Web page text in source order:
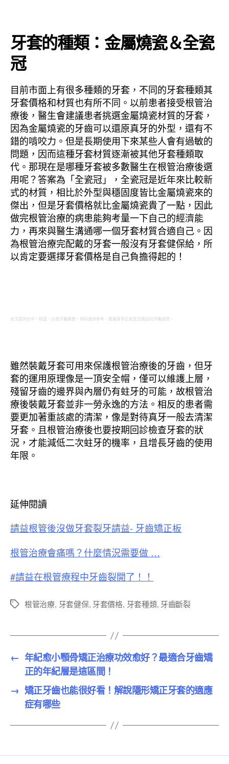
牙套的種類：金屬燒瓷＆全瓷
冠
目前市面上有很多種類的牙套，不同的牙套種類其
牙套價格和材質也有所不同。以前患者接受根管治
療後，醫生會建議患者挑選金屬燒瓷材質的牙套，
因為金屬燒瓷的牙齒可以還原真牙的外型，還有不
錯的啃咬力。但是長期使用下來某些人會有過敏的
問題，因而這種牙套材質逐漸被其他牙套種類取
代。那現在是哪種牙套被多數醫生在根管治療後選
用呢？答案為「全瓷冠」，全瓷冠是近年來比較新
式的材質，相比於外型與穩固度皆比金屬燒瓷來的
傑出，但是牙套價格就比金屬燒瓷貴了一點，因此
做完根管治療的病患能夠考量一下自己的經濟能
力，再來與醫生溝通哪一個牙套材質合適自己。因
為根管治療完配戴的牙套一般沒有牙套健保給，所
以肯定要選擇牙套價格是自己負擔得起的！
本文提供台中、桃園、台南牙醫彙整，資料僅供參考，推薦多多比較並且親自向牙醫詢問。
雖然裝戴牙套可用來保護根管治療後的牙齒，但牙
套的運用原理像是一頂安全帽，僅可以維護上層，
殘留牙齒的邊界與內層仍有蛀牙的可能，故根管治
療後裝戴牙套並非一勞永逸的方法。相反的患者需
要更加著重該處的清潔，像是對待真牙一般去清潔
牙套。且根管治療後也要按期回診檢查牙套的狀
況，才能減低二次蛀牙的機率，且增長牙齒的使用
年限。
延伸閱讀
請益根管後沒做牙套裂牙請益- 牙齒矯正板
根管治療會痛嗎？什麼情況需要做 …
#請益在根管療程中牙齒裂開了！！
標
根管治療, 牙套健保, 牙套價格, 牙套種類, 牙齒斷裂
← 年紀愈小顎骨矯正治療功效愈好？最適合牙齒矯
正的年紀層是這區間！
→ 矯正牙齒也能很好看！解說隱形矯正牙套的適應
症有哪些